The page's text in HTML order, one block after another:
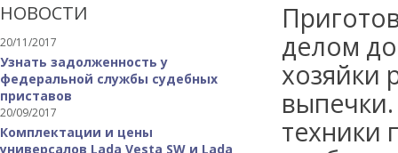
НОВОСТИ
20/11/2017
Узнать задолженность у
федеральной службы судебных
приставов
20/09/2017
Комплектации и цены
универсалов Lada Vesta SW и Lada
делом
хозяйки
техники